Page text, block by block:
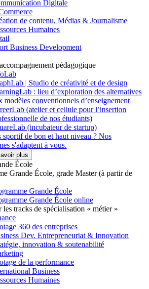
Digitale
de contenu, Médias & Journalisme
Humaines
Business Development
pédagogique
| Studio de créativité et de design
: lieu d’exploration des alternatives
modèles conventionnels d’enseignement
(atelier et cellule pour l’insertion
de nos étudiants)
(incubateur de startup)
sportif de bon et haut niveau ? Nos
s'adaptent à vous.
plus
École
Grande École, grade Master (à partir de
Grande École
Grande École online
les tracks de spécialisation « métier »
360 des entreprises
Dev. Entrepreneuriat & Innovation
innovation & soutenabilité
de la performance
Business
Humaines